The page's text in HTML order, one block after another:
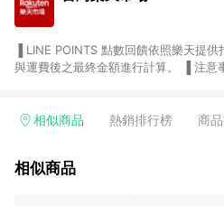
與運費後之最終金額進行計算。 ▐ 注意事項 (1) 部分服務及店家
Smart mobile、神腦生活、JS巨盛、樂
台灣樂天市場，並在同一瀏覽器於24小
相似商品 熱銷排行榜 商
相似商品